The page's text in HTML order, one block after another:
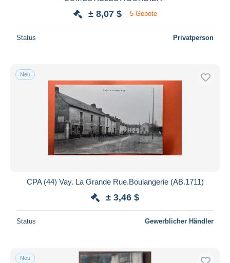
± 8,07 $ 5 Gebote
Status Privatperson
Neu
CPA (44) Vay. La Grande Rue.Boulangerie (AB.1711)
± 3,46 $
Status Gewerblicher Händler
Neu